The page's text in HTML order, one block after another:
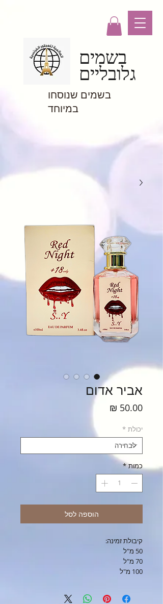
בשמים
גלובליים
בשמים שנוסחו
במיוחד
אביר אדום
מחיר
יכולת *
כמות *
הוספה לסל
קיבולת זמינה:
50 מ"ל
70 מ"ל
100 מ"ל